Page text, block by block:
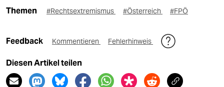
Themen #Rechtsextremismus #Österreich #FPÖ
Feedback Kommentieren Fehlerhinweis
Diesen Artikel teilen